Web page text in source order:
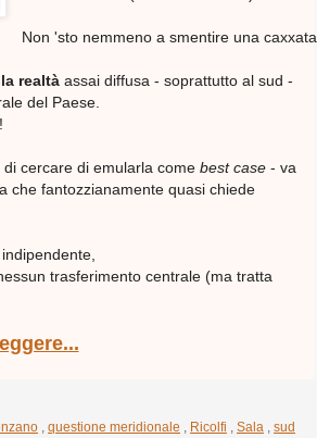
Non 'sto nemmeno a smentire una caxxata
realtà assai diffusa - soprattutto al sud -
del Paese.
cercare di emularla come best case - va
che fantozzianamente quasi chiede
trasferimento centrale (ma tratta
questione meridionale Ricolfi Sala sud